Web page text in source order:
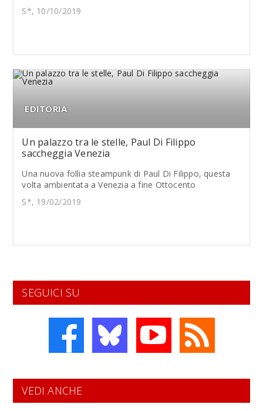
S*, 10/10/2019
EDITORIA
Un palazzo tra le stelle, Paul Di Filippo
saccheggia Venezia
Una nuova follia steampunk di Paul Di Filippo, questa
volta ambientata a Venezia a fine Ottocento
S*, 19/02/2019
SEGUICI SU
VEDI ANCHE